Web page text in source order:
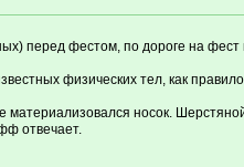
перед фестом, по дороге на
физических тел, как
материализовался носок.
отвечает.